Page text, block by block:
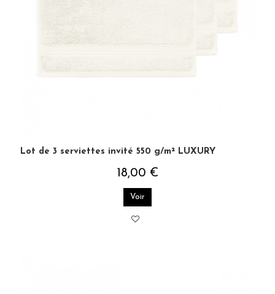
Lot de 3 serviettes invité 550 g/m² LUXURY
18,00 €
Voir